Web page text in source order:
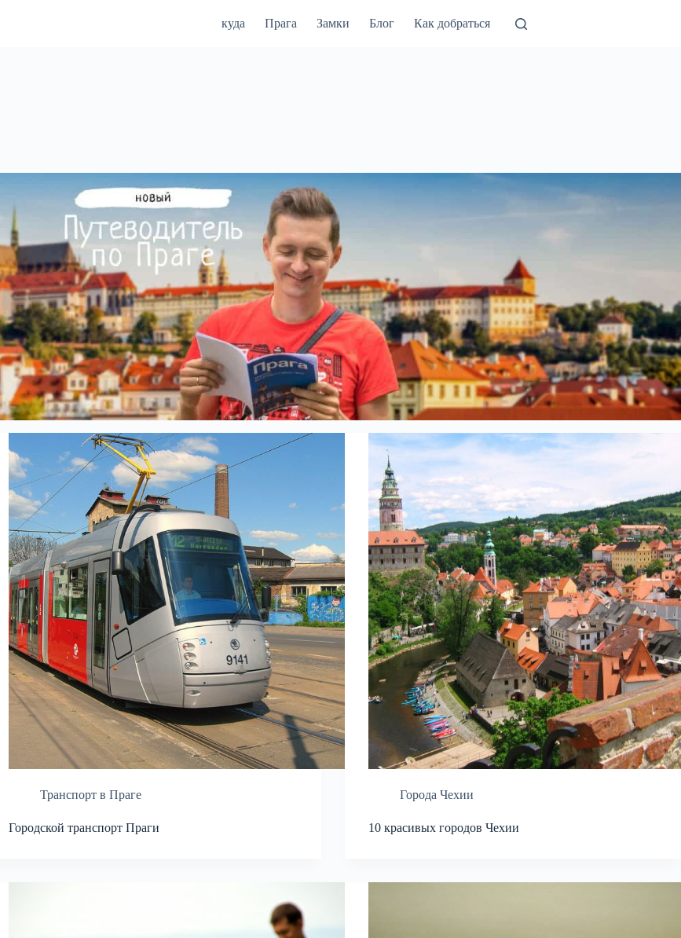
куда Прага Замки Блог Как добраться
Транспорт в Праге
Городской транспорт Праги
Города Чехии
10 красивых городов Чехии